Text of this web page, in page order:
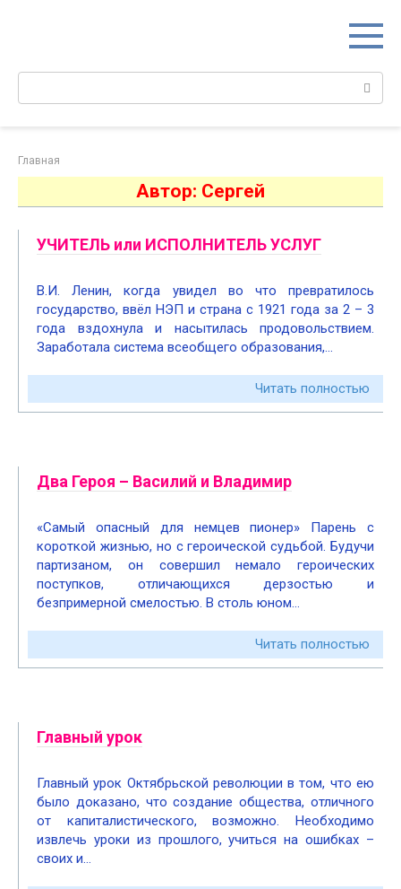
Поиск:
Главная
Автор: Сергей
УЧИТЕЛЬ или ИСПОЛНИТЕЛЬ УСЛУГ
В.И. Ленин, когда увидел во что превратилось
государство, ввёл НЭП и страна с 1921 года за 2 – 3
года вздохнула и насытилась продовольствием.
Заработала система всеобщего образования,…
Читать полностью
Два Героя – Василий и Владимир
«Самый опасный для немцев пионер» Парень с
короткой жизнью, но с героической судьбой. Будучи
партизаном, он совершил немало героических
поступков, отличающихся дерзостью и
безпримерной смелостью. В столь юном…
Читать полностью
Главный урок
Главный урок Октябрьской революции в том, что ею
было доказано, что создание общества, отличного
от капиталистического, возможно. Необходимо
извлечь уроки из прошлого, учиться на ошибках –
своих и…